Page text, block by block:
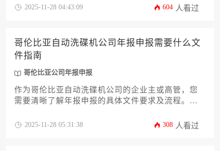
规要点与常见风险，提供实用策略和专业建议，助
2025-11-28 04:43:09 604 人看过
哥伦比亚自动洗碟机公司年报申报需要什么文
件指南
哥伦比亚公司年报申报
作为哥伦比亚自动洗碟机公司的企业主或高管，您
需要清晰了解年报申报的具体文件要求及流程。本
12项核心内容，帮助您高效完成申报工作，确保企
2025-11-28 05:31:38 308 人看过